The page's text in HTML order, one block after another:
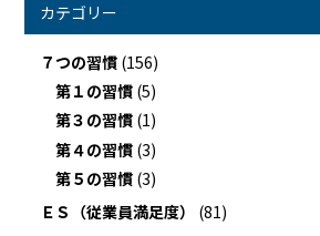
カテゴリー
７つの習慣 (156)
第１の習慣 (5)
第３の習慣 (1)
第４の習慣 (3)
第５の習慣 (3)
ＥＳ（従業員満足度）
(81)